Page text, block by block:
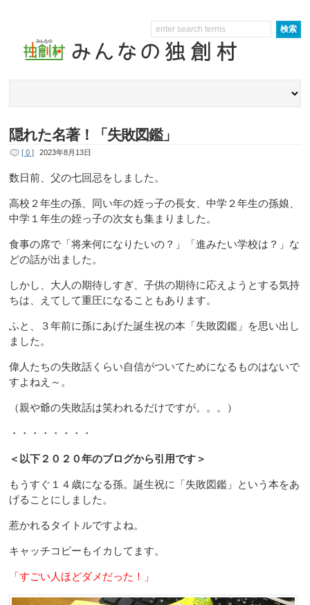
隠れた名著！「失敗図鑑」
[ 0 ] 2023年8月13日
数日前、父の七回忌をしました。
高校２年生の孫、同い年の姪っ子の長女、中学２年生の孫娘、
中学１年生の姪っ子の次女も集まりました。
食事の席で「将来何になりたいの？」「進みたい学校は？」な
どの話が出ました。
しかし、大人の期待しすぎ、子供の期待に応えようとする気持
ちは、えてして重圧になることもあります。
ふと、３年前に孫にあげた誕生祝の本「失敗図鑑」を思い出し
ました。
偉人たちの失敗話くらい自信がついてためになるものはないで
すよねえ～。
（親や爺の失敗話は笑われるだけですが。。。）
・・・・・・・・
＜以下２０２０年のブログから引用です＞
もうすぐ１４歳になる孫。誕生祝に「失敗図鑑」という本をあ
げることにしました。
惹かれるタイトルですよね。
キャッチコピーもイカしてます。
「すごい人ほどダメだった！」